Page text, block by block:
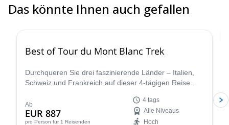
Das könnte Ihnen auch gefallen
4.8
Best of Tour du Mont Blanc Trek
Durchqueren Sie drei faszinierende Länder – Italien,
Schweiz und Frankreich auf dieser 4-tägigen Reise
sorgfältig kuratierte Wanderung zeigt das Wesen des
Tour du Mont Blanc und ermöglicht es Ihnen, die
Ab
EUR 887
pro Person für 1 Reisenden
4 tags
Alle Niveaus
Hoch